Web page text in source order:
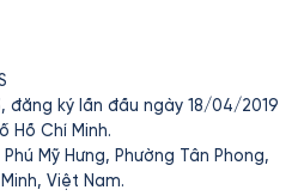
đăng ký lần đầu ngày 18/04/2019
Hồ Chí Minh.
Mỹ Hưng, Phường Tân Phong,
Việt Nam.